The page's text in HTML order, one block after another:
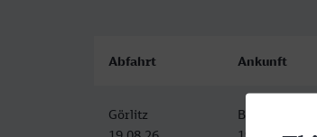
Abfahrt Ankunft
Görlitz
Bocholt